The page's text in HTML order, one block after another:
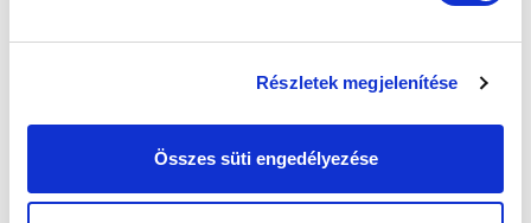
Részletek megjelenítése
Összes süti engedélyezése
MTK BUDAPEST HÍRLEVÉL
Ne maradjon le egy eseményről sem! Iratkozzon fel ingyenes
hírlevelünkre: